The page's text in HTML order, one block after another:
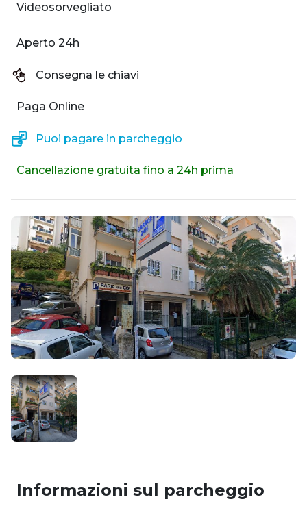
Videosorvegliato
Aperto 24h
Consegna le chiavi
Paga Online
Puoi pagare in parcheggio
Cancellazione gratuita fino a 24h prima
Informazioni sul parcheggio